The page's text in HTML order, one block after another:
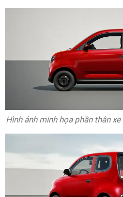
Hình ảnh minh họa phần thân